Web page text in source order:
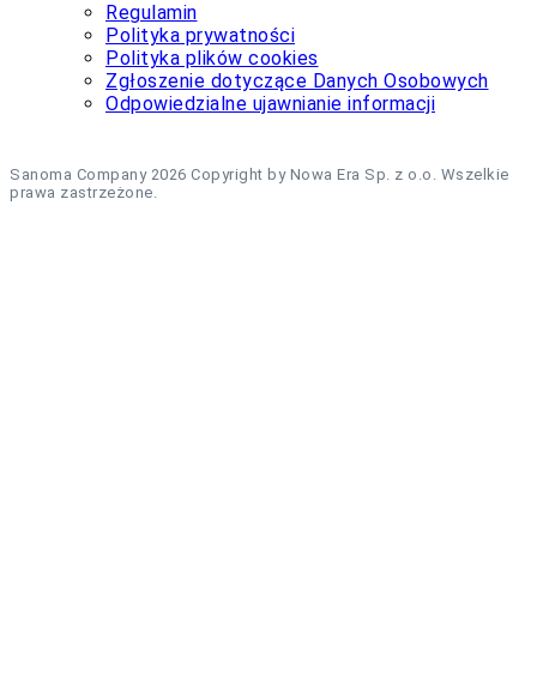
Regulamin
Polityka prywatności
Polityka plików cookies
Zgłoszenie dotyczące Danych Osobowych
Odpowiedzialne ujawnianie informacji
Sanoma Company 2026 Copyright by Nowa Era Sp. z o.o. Wszelkie
prawa zastrzeżone.